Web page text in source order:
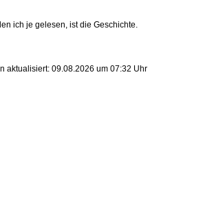
ich je gelesen, ist die Geschichte.
aktualisiert: 09.08.2026 um 07:32 Uhr